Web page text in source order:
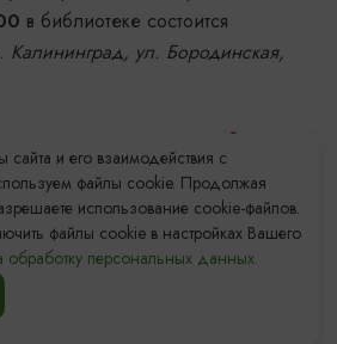
в библиотеке состоится
Калининград, ул. Бородинская,
и его взаимодействия с
файлы cookie. Продолжая
использование cookie-файлов.
файлы cookie в настройках Вашего
обработку персональных данных.